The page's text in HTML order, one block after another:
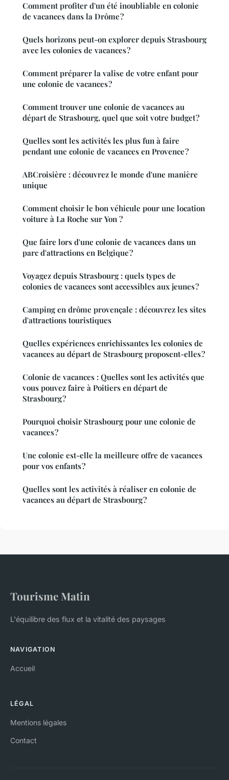
Comment profiter d'un été inoubliable en colonie
de vacances dans la Drôme ?
Quels horizons peut-on explorer depuis Strasbourg
avec les colonies de vacances ?
Comment préparer la valise de votre enfant pour
une colonie de vacances ?
Comment trouver une colonie de vacances au
départ de Strasbourg, quel que soit votre budget ?
Quelles sont les activités les plus fun à faire
pendant une colonie de vacances en Provence ?
ABCroisière : découvrez le monde d'une manière
unique
Comment choisir le bon véhicule pour une location
voiture à La Roche sur Yon ?
Que faire lors d'une colonie de vacances dans un
parc d'attractions en Belgique ?
Voyagez depuis Strasbourg : quels types de
colonies de vacances sont accessibles aux jeunes ?
Camping en drôme provençale : découvrez les sites
d'attractions touristiques
Quelles expériences enrichissantes les colonies de
vacances au départ de Strasbourg proposent-elles ?
Colonie de vacances : Quelles sont les activités que
vous pouvez faire à Poitiers en départ de
Strasbourg ?
Pourquoi choisir Strasbourg pour une colonie de
vacances ?
Une colonie est-elle la meilleure offre de vacances
pour vos enfants ?
Quelles sont les activités à réaliser en colonie de
vacances au départ de Strasbourg ?
Tourisme Matin
L'équilibre des flux et la vitalité des paysages
NAVIGATION
Accueil
LÉGAL
Mentions légales
Contact